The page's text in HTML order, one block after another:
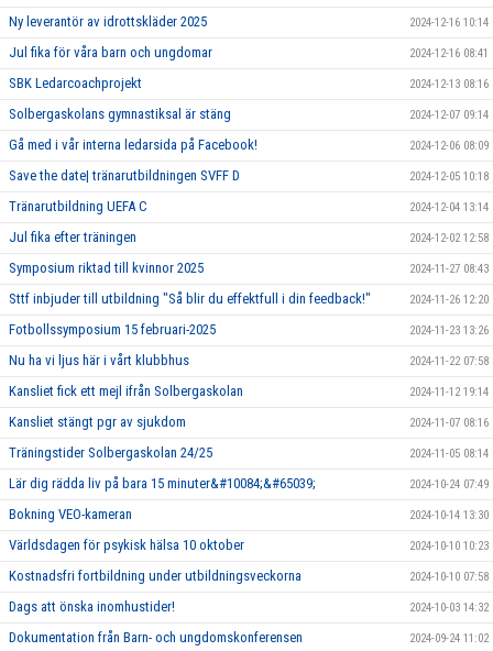
Ny leverantör av idrottskläder 2025 2024-12-16 10:14
Jul fika för våra barn och ungdomar 2024-12-16 08:41
SBK Ledarcoachprojekt 2024-12-13 08:16
Solbergaskolans gymnastiksal är stäng 2024-12-07 09:14
Gå med i vår interna ledarsida på Facebook! 2024-12-06 08:09
Save the date| tränarutbildningen SVFF D 2024-12-05 10:18
Tränarutbildning UEFA C 2024-12-04 13:14
Jul fika efter träningen 2024-12-02 12:58
Symposium riktad till kvinnor 2025 2024-11-27 08:43
Sttf inbjuder till utbildning "Så blir du effektfull i din feedback!" 2024-11-26 12:20
Fotbollssymposium 15 februari-2025 2024-11-23 13:26
Nu ha vi ljus här i vårt klubbhus 2024-11-22 07:58
Kansliet fick ett mejl ifrån Solbergaskolan 2024-11-12 19:14
Kansliet stängt pgr av sjukdom 2024-11-07 08:16
Träningstider Solbergaskolan 24/25 2024-11-05 08:14
Lär dig rädda liv på bara 15 minuter&#10084;&#65039; 2024-10-24 07:49
Bokning VEO-kameran 2024-10-14 13:30
Världsdagen för psykisk hälsa 10 oktober 2024-10-10 10:23
Kostnadsfri fortbildning under utbildningsveckorna 2024-10-10 07:58
Dags att önska inomhustider! 2024-10-03 14:32
Dokumentation från Barn- och ungdomskonferensen 2024-09-24 11:02